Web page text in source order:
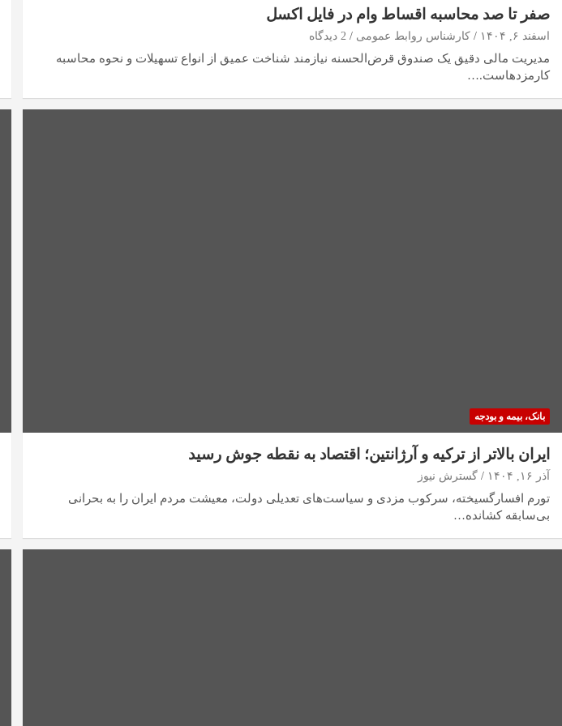
صفر تا صد محاسبه اقساط وام در فایل اکسل
اسفند ۶, ۱۴۰۴ کارشناس روابط عمومی 2 دیدگاه
مدیریت مالی دقیق یک صندوق قرض‌الحسنه نیازمند شناخت عمیق از انواع تسهیلات و نحوه محاسبه
کارمزدهاست.…
بانک، بیمه و بودجه
ایران بالاتر از ترکیه و آرژانتین؛ اقتصاد به نقطه جوش رسید
آذر ۱۶, ۱۴۰۴ گسترش نیوز
تورم افسارگسیخته، سرکوب مزدی و سیاست‌های تعدیلی دولت، معیشت مردم ایران را به بحرانی
بی‌سابقه کشانده…